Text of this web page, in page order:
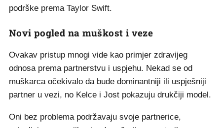
podrške prema Taylor Swift.
Novi pogled na muškost i veze
Ovakav pristup mnogi vide kao primjer zdravijeg
odnosa prema partnerstvu i uspjehu. Nekad se od
muškarca očekivalo da bude dominantniji ili uspješniji
partner u vezi, no Kelce i Jost pokazuju drukčiji model.
Oni bez problema podržavaju svoje partnerice,